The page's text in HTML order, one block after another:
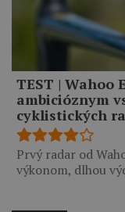
TEST | Wahoo
ambicióznym
cyklistických
Prvý radar od
výkonom, dlhou